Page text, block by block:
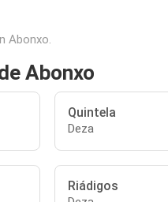
Abonxo.
Abonxo
Quintela
Deza
Riádigos